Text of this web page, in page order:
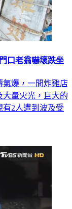
氣爆，一間炸雞店
量火光，巨大的
2人遭到波及受